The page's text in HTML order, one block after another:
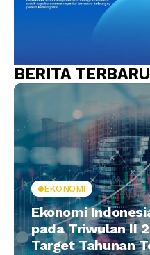
BERITA TERBARU
EKONOMI
Ekonomi
pada Triwulan II
Target Tahunan